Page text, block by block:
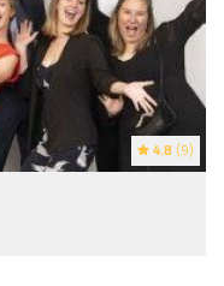
4.8 (9)